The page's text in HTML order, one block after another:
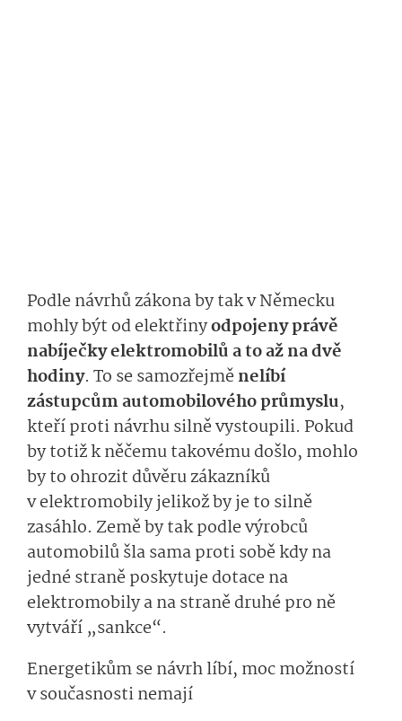
Podle návrhů zákona by tak v Německu
mohly být od elektřinyodpojeny právě
nabíječky elektromobilů a to až na dvě
hodiny. To se samozřejměnelíbí
zástupcům automobilového průmyslu,
kteří proti návrhu silně vystoupili. Pokud
by totiž k něčemu takovému došlo, mohlo
by to ohrozit důvěru zákazníků
v elektromobily jelikož by je to silně
zasáhlo. Země by tak podle výrobců
automobilů šla sama proti sobě kdy na
jedné straně poskytuje dotace na
elektromobily a na straně druhé pro ně
vytváří „sankce“.
Energetikům se návrh líbí, moc možností
v současnosti ne­mají